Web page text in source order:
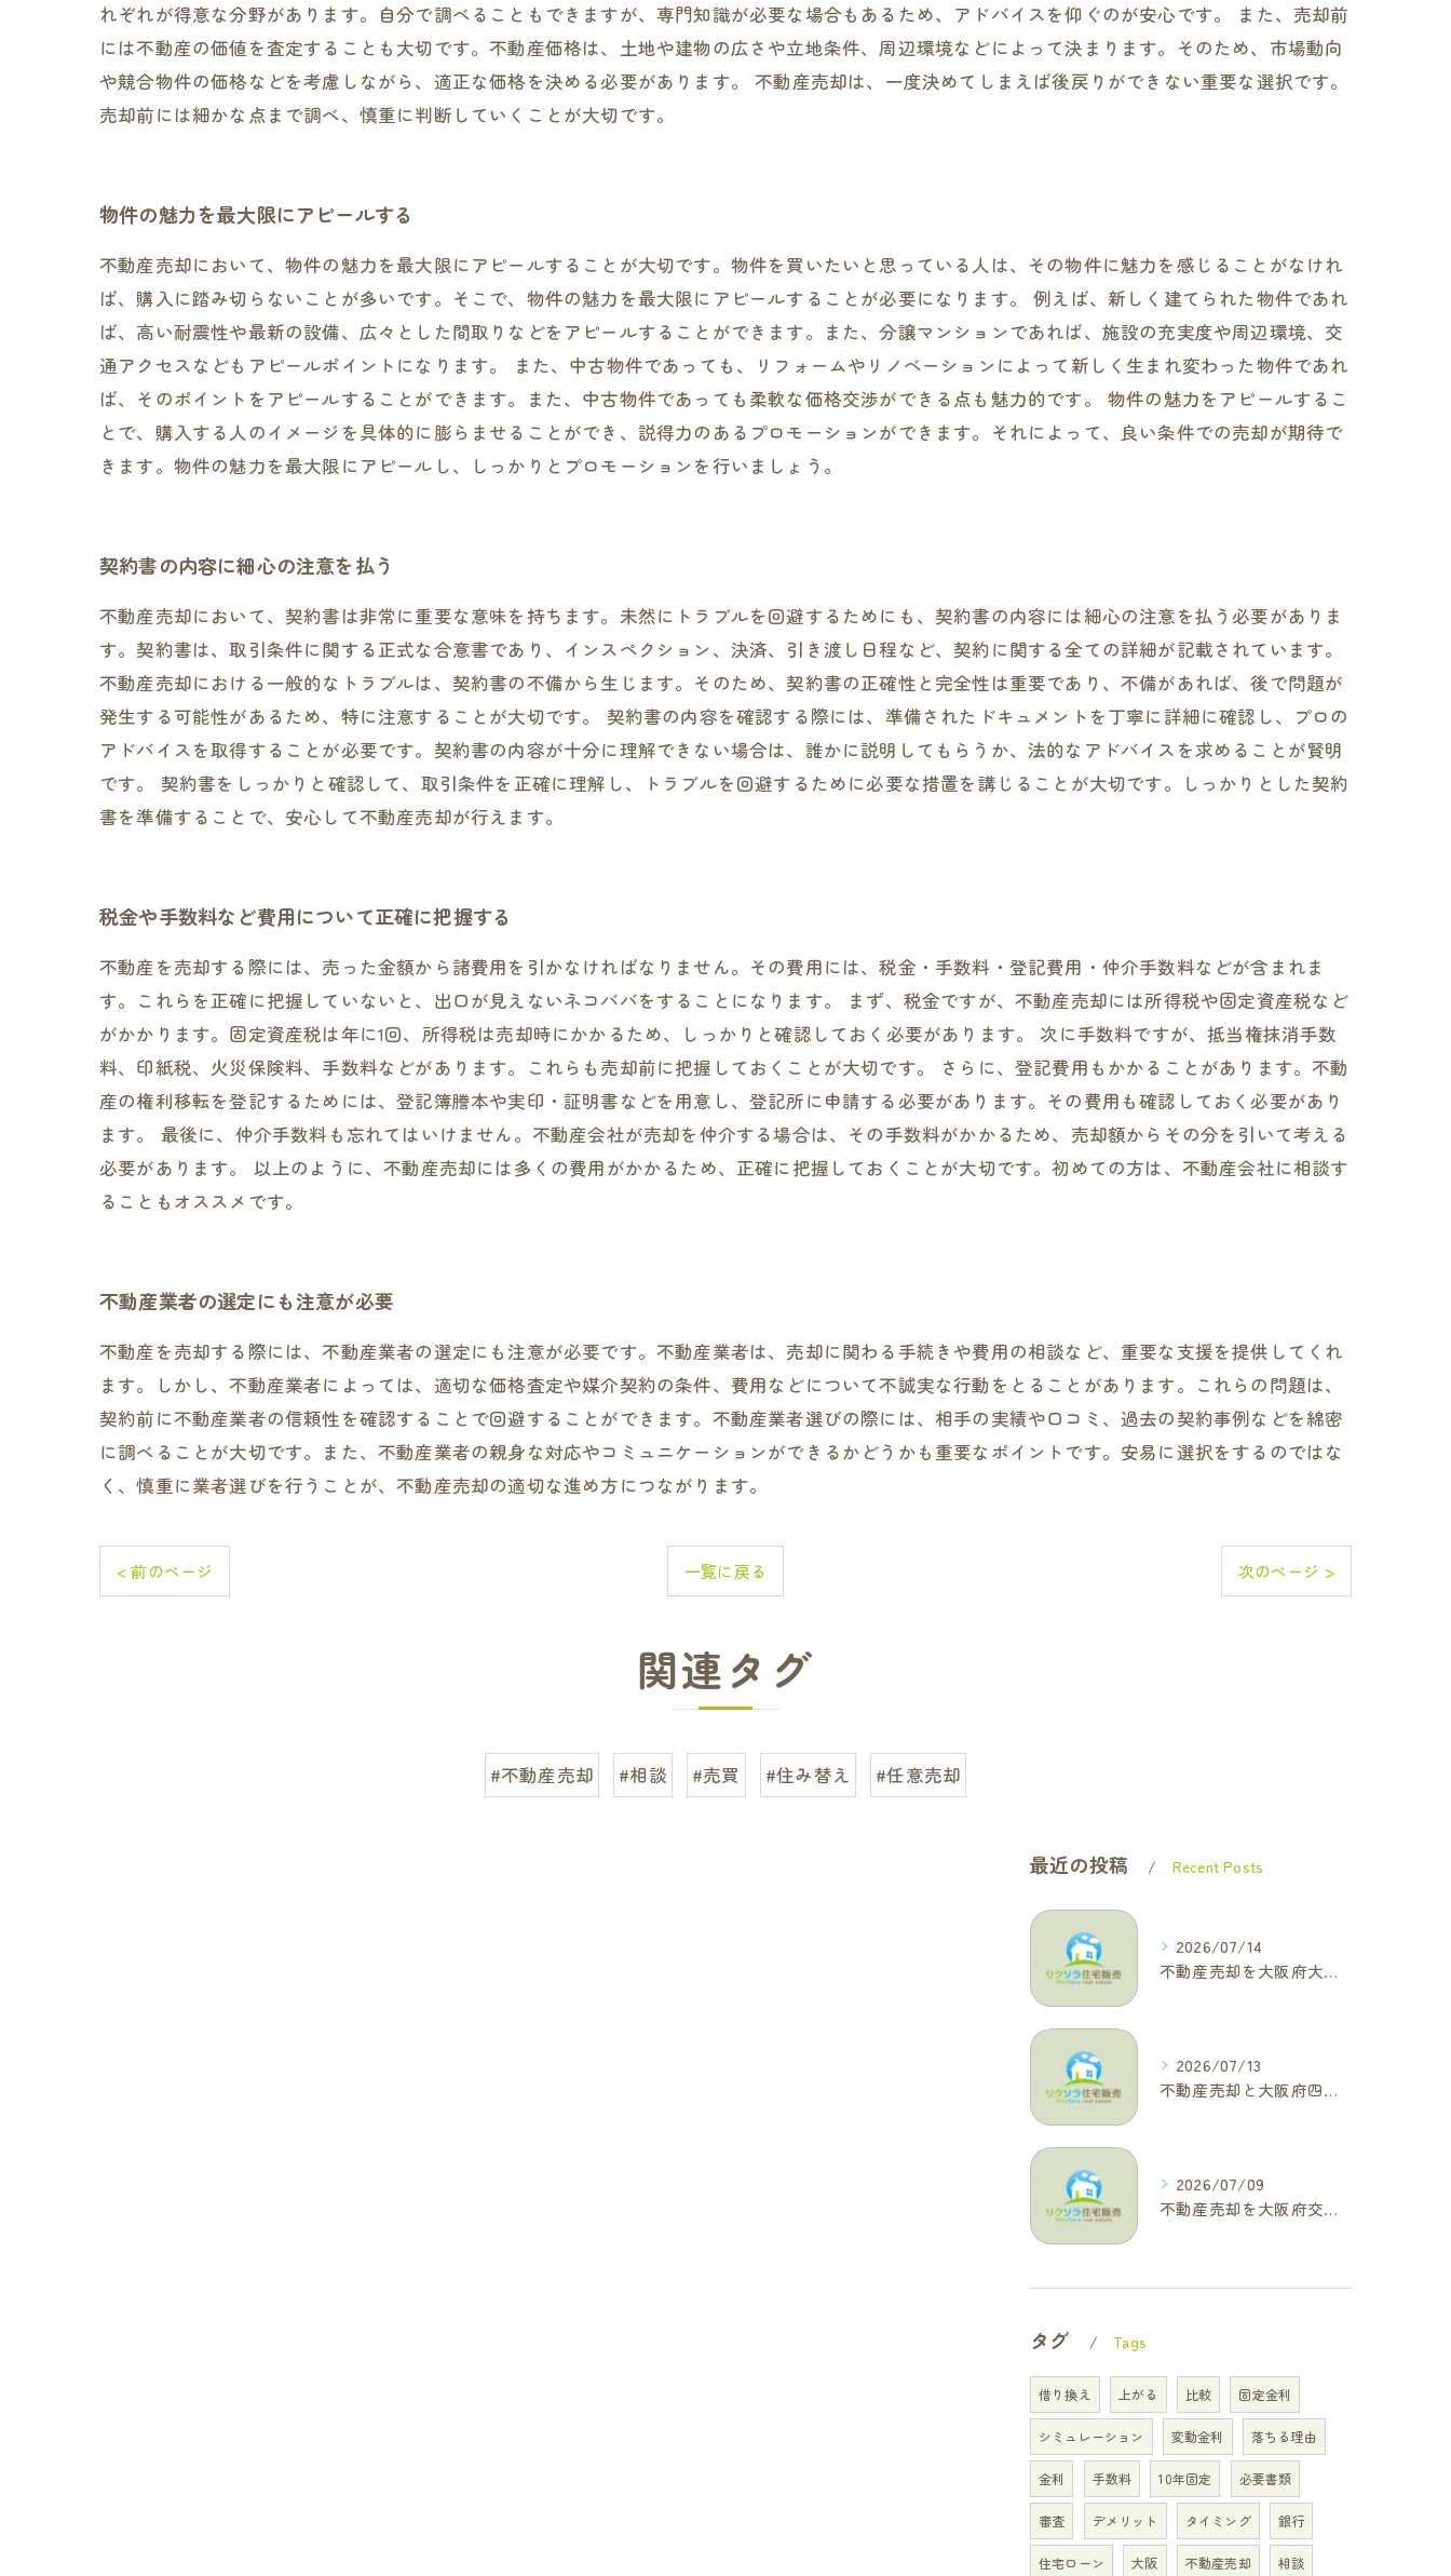
れぞれが得意な分野があります。自分で調べることもできますが、専門知識が必要な場合もあるため、アドバイスを仰ぐのが安心です。 また、売却前
には不動産の価値を査定することも大切です。不動産価格は、土地や建物の広さや立地条件、周辺環境などによって決まります。そのため、市場動向
や競合物件の価格などを考慮しながら、適正な価格を決める必要があります。 不動産売却は、一度決めてしまえば後戻りができない重要な選択です。
売却前には細かな点まで調べ、慎重に判断していくことが大切です。
物件の魅力を最大限にアピールする
不動産売却において、物件の魅力を最大限にアピールすることが大切です。物件を買いたいと思っている人は、その物件に魅力を感じることがなけれ
ば、購入に踏み切らないことが多いです。そこで、物件の魅力を最大限にアピールすることが必要になります。 例えば、新しく建てられた物件であれ
ば、高い耐震性や最新の設備、広々とした間取りなどをアピールすることができます。また、分譲マンションであれば、施設の充実度や周辺環境、交
通アクセスなどもアピールポイントになります。 また、中古物件であっても、リフォームやリノベーションによって新しく生まれ変わった物件であれ
ば、そのポイントをアピールすることができます。また、中古物件であっても柔軟な価格交渉ができる点も魅力的です。 物件の魅力をアピールするこ
とで、購入する人のイメージを具体的に膨らませることができ、説得力のあるプロモーションができます。それによって、良い条件での売却が期待で
きます。物件の魅力を最大限にアピールし、しっかりとプロモーションを行いましょう。
契約書の内容に細心の注意を払う
不動産売却において、契約書は非常に重要な意味を持ちます。未然にトラブルを回避するためにも、契約書の内容には細心の注意を払う必要がありま
す。契約書は、取引条件に関する正式な合意書であり、インスペクション、決済、引き渡し日程など、契約に関する全ての詳細が記載されています。
不動産売却における一般的なトラブルは、契約書の不備から生じます。そのため、契約書の正確性と完全性は重要であり、不備があれば、後で問題が
発生する可能性があるため、特に注意することが大切です。 契約書の内容を確認する際には、準備されたドキュメントを丁寧に詳細に確認し、プロの
アドバイスを取得することが必要です。契約書の内容が十分に理解できない場合は、誰かに説明してもらうか、法的なアドバイスを求めることが賢明
です。 契約書をしっかりと確認して、取引条件を正確に理解し、トラブルを回避するために必要な措置を講じることが大切です。しっかりとした契約
書を準備することで、安心して不動産売却が行えます。
税金や手数料など費用について正確に把握する
不動産を売却する際には、売った金額から諸費用を引かなければなりません。その費用には、税金・手数料・登記費用・仲介手数料などが含まれま
す。これらを正確に把握していないと、出口が見えないネコババをすることになります。 まず、税金ですが、不動産売却には所得税や固定資産税など
がかかります。固定資産税は年に1回、所得税は売却時にかかるため、しっかりと確認しておく必要があります。 次に手数料ですが、抵当権抹消手数
料、印紙税、火災保険料、手数料などがあります。これらも売却前に把握しておくことが大切です。 さらに、登記費用もかかることがあります。不動
産の権利移転を登記するためには、登記簿謄本や実印・証明書などを用意し、登記所に申請する必要があります。その費用も確認しておく必要があり
ます。 最後に、仲介手数料も忘れてはいけません。不動産会社が売却を仲介する場合は、その手数料がかかるため、売却額からその分を引いて考える
必要があります。 以上のように、不動産売却には多くの費用がかかるため、正確に把握しておくことが大切です。初めての方は、不動産会社に相談す
ることもオススメです。
不動産業者の選定にも注意が必要
不動産を売却する際には、不動産業者の選定にも注意が必要です。不動産業者は、売却に関わる手続きや費用の相談など、重要な支援を提供してくれ
ます。しかし、不動産業者によっては、適切な価格査定や媒介契約の条件、費用などについて不誠実な行動をとることがあります。これらの問題は、
契約前に不動産業者の信頼性を確認することで回避することができます。不動産業者選びの際には、相手の実績や口コミ、過去の契約事例などを綿密
に調べることが大切です。また、不動産業者の親身な対応やコミュニケーションができるかどうかも重要なポイントです。安易に選択をするのではな
く、慎重に業者選びを行うことが、不動産売却の適切な進め方につながります。
< 前のページ 一覧に戻る 次のページ >
関連タグ
#不動産売却 #相談 #売買 #住み替え #任意売却
最近の投稿 Recent Posts
2026/07/14
不動産売却を大阪府大東市で成功へ導くためのAIOに適した基本コラム
2026/07/13
不動産売却と大阪府四條畷市で利益最大化を叶えるコラム特集
2026/07/09
不動産売却を大阪府交野市で成功に導く三大タブー回避と高価格査定の極意
タグ Tags
借り換え 上がる 比較 固定金利
シミュレーション 変動金利 落ちる理由
金利 手数料 10年固定 必要書類
審査 デメリット タイミング 銀行
住宅ローン 大阪 不動産売却 相談